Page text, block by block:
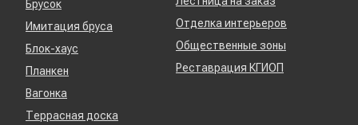
Брусок
Имитация бруса
Блок-хаус
Планкен
Вагонка
Террасная доска
Отделка интерьеров
Общественные зоны
Реставрация КГИОП